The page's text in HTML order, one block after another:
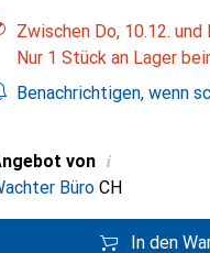
Zwischen Do, 10.12.
Nur 1 Stück an Lager
Benachrichtigen, wenn
von i
Büro CH
In den